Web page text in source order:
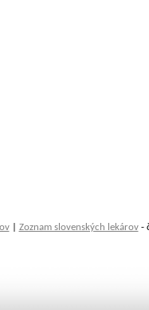
| Zoznam slovenských lekárov-